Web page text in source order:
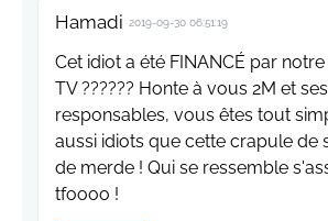
Hamadi 2019-09-30 06:51:19
Cet idiot a été FINANCÉ par
TV ?????? Honte à vous 2M et ses
responsables, vous êtes tout
aussi idiots que cette crapule de
de merde ! Qui se ressemble
tfoooo !